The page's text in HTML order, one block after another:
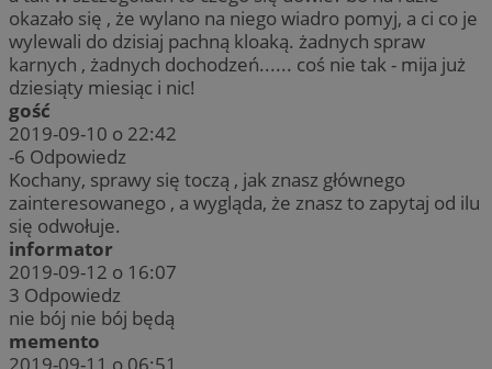
okazało się , że wylano na niego wiadro pomyj, a ci co je
wylewali do dzisiaj pachną kloaką. żadnych spraw
karnych , żadnych dochodzeń...... coś nie tak - mija już
dziesiąty miesiąc i nic!
gość
2019-09-10 o 22:42
-6 Odpowiedz
Kochany, sprawy się toczą , jak znasz głównego
zainteresowanego , a wygląda, że znasz to zapytaj od ilu
się odwołuje.
informator
2019-09-12 o 16:07
3 Odpowiedz
nie bój nie bój będą
memento
2019-09-11 o 06:51